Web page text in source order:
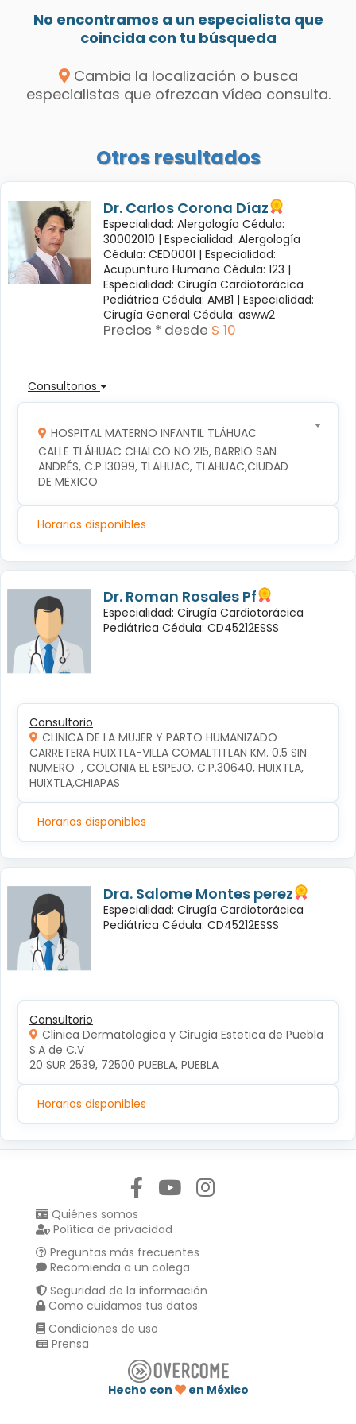
No encontramos a un especialista que
coincida con tu búsqueda
Cambia la localización o busca
especialistas que ofrezcan vídeo consulta.
Otros resultados
Dr. Carlos Corona Díaz
Especialidad: Alergología Cédula:
30002010 | Especialidad: Alergología
Cédula: CED0001 | Especialidad:
Acupuntura Humana Cédula: 123 |
Especialidad: Cirugía Cardiotorácica
Pediátrica Cédula: AMB1 | Especialidad:
Cirugía General Cédula: asww2
Precios * desde $ 10
Consultorios
HOSPITAL MATERNO INFANTIL TLÁHUAC
CALLE TLÁHUAC CHALCO NO.215, BARRIO SAN
ANDRÉS, C.P.13099, TLAHUAC, TLAHUAC,CIUDAD
DE MEXICO
Horarios disponibles
Dr. Roman Rosales Pf
Especialidad: Cirugía Cardiotorácica
Pediátrica Cédula: CD45212ESSS
Consultorio
CLINICA DE LA MUJER Y PARTO HUMANIZADO
CARRETERA HUIXTLA-VILLA COMALTITLAN KM. 0.5 SIN
NUMERO  , COLONIA EL ESPEJO, C.P.30640, HUIXTLA,
HUIXTLA,CHIAPAS
Horarios disponibles
Dra. Salome Montes perez
Especialidad: Cirugía Cardiotorácica
Pediátrica Cédula: CD45212ESSS
Consultorio
Clinica Dermatologica y Cirugia Estetica de Puebla
S.A de C.V
20 SUR 2539, 72500 PUEBLA, PUEBLA
Horarios disponibles
Quiénes somos
Política de privacidad
Preguntas más frecuentes
Recomienda a un colega
Seguridad de la información
Como cuidamos tus datos
Condiciones de uso
Prensa
Hecho con
en México